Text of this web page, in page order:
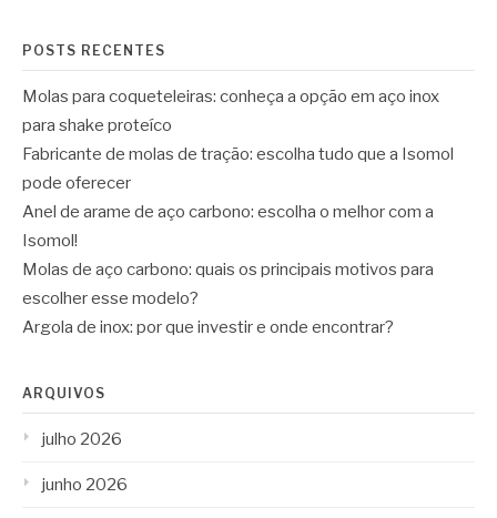
POSTS RECENTES
Molas para coqueteleiras: conheça a opção em aço inox
para shake proteíco
Fabricante de molas de tração: escolha tudo que a Isomol
pode oferecer
Anel de arame de aço carbono: escolha o melhor com a
Isomol!
Molas de aço carbono: quais os principais motivos para
escolher esse modelo?
Argola de inox: por que investir e onde encontrar?
ARQUIVOS
julho 2026
junho 2026